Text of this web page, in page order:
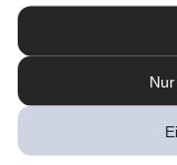
Melden Sie
sich Ihren
Apotheke